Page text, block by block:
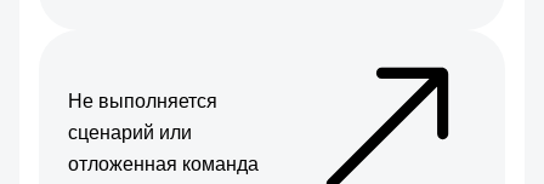
Не выполняется
сценарий или
отложенная команда